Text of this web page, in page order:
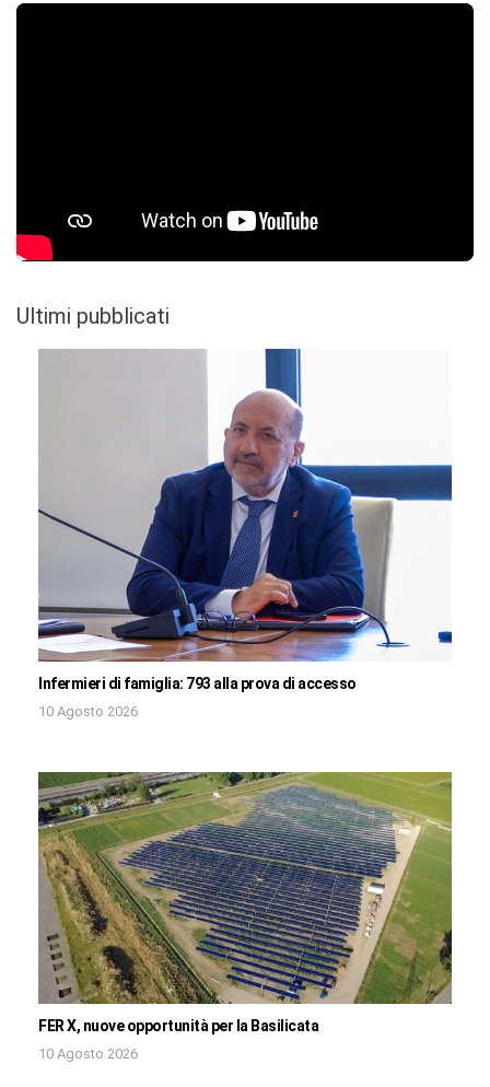
Ultimi pubblicati
Infermieri di famiglia: 793 alla prova di accesso
10 Agosto 2026
FER X, nuove opportunità per la Basilicata
10 Agosto 2026